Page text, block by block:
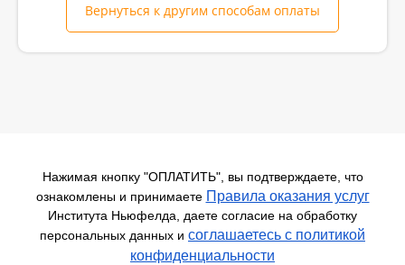
Вернуться к другим способам оплаты
Нажимая кнопку "ОПЛАТИТЬ", вы подтверждаете, что
ознакомлены и принимаете Правила оказания услуг
Института Ньюфелда, даете согласие на обработку
персональных данных и соглашаетесь c политикой
конфиденциальности